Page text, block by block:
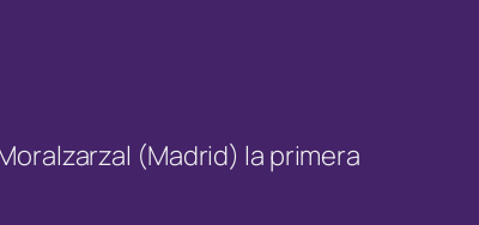
(Madrid) la primera